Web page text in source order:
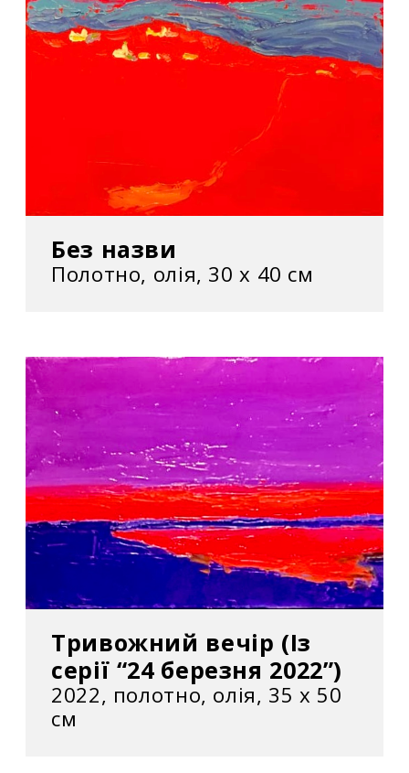
Без назви
Полотно, олія, 30 х 40 см
Тривожний вечір (Із
серії “24 березня 2022”)
2022, полотно, олія, 35 х 50
см